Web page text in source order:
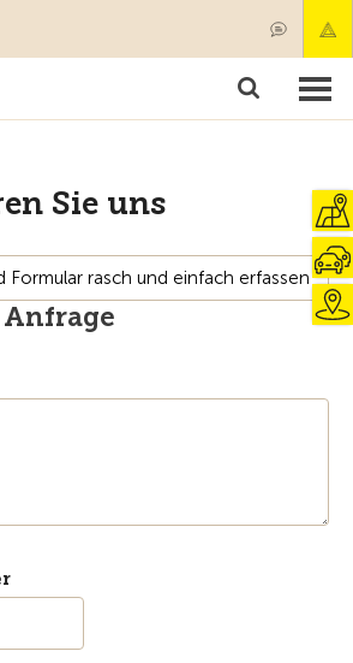
Sie uns
Formular rasch und einfach erfassen